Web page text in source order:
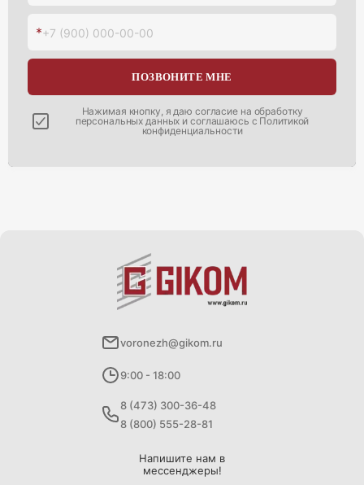
*+7 (900) 000-00-00
ПОЗВОНИТЕ МНЕ
Нажимая кнопку, я даю согласие на обработку
персональных данных и соглашаюсь с Политикой
конфиденциальности
voronezh@gikom.ru
9:00 - 18:00
8 (473) 300-36-48
8 (800) 555-28-81
Напишите нам в
мессенджеры!